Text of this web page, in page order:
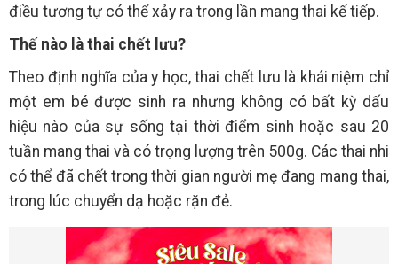
điều tương tự có thể xảy ra trong lần mang thai kế tiếp.
Thế nào là thai chết lưu?
Theo định nghĩa của y học, thai chết lưu là khái niệm chỉ
một em bé được sinh ra nhưng không có bất kỳ dấu
hiệu nào của sự sống tại thời điểm sinh hoặc sau 20
tuần mang thai và có trọng lượng trên 500g. Các thai nhi
có thể đã chết trong thời gian người mẹ đang mang thai,
trong lúc chuyển dạ hoặc rặn đẻ.